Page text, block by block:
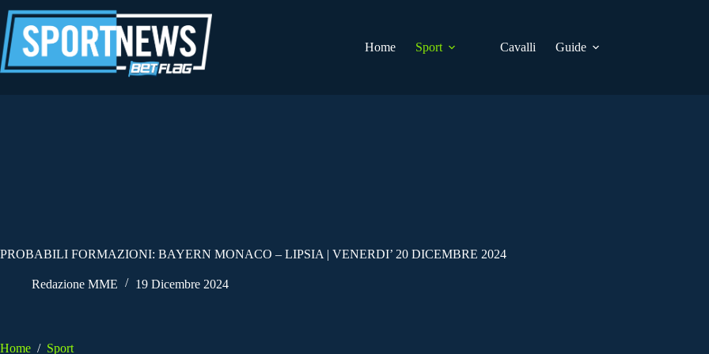
al
contenuto
Home
Sport Cavalli Guide
PROBABILI FORMAZIONI: BAYERN MONACO – LIPSIA | VENERDI’ 20 DICEMBRE 2024
Redazione MME 19 Dicembre 2024
Home / Sport